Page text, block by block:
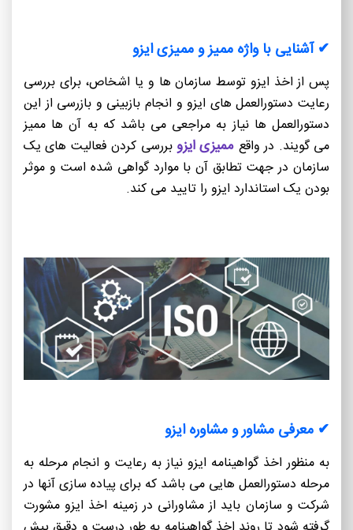
✔ آشنایی با واژه ممیز و ممیزی ایزو
پس از اخذ ایزو توسط سازمان ها و یا اشخاص، برای بررسی
رعایت دستورالعمل های ایزو و انجام بازبینی و بازرسی از این
دستورالعمل ها نیاز به مراجعی می باشد که به آن ها ممیز
می گویند. در واقع ممیزی ایزوبررسی کردن فعالیت های یک
سازمان در جهت تطابق آن با موارد گواهی شده است و موثر
بودن یک استاندارد ایزو را تایید می کند.
✔ معرفی مشاور و مشاوره ایزو
به منظور اخذ گواهینامه ایزو نیاز به رعایت و انجام مرحله به
مرحله دستورالعمل هایی می باشد که برای پیاده سازی آنها در
شرکت و سازمان باید از مشاورانی در زمینه اخذ ایزو مشورت